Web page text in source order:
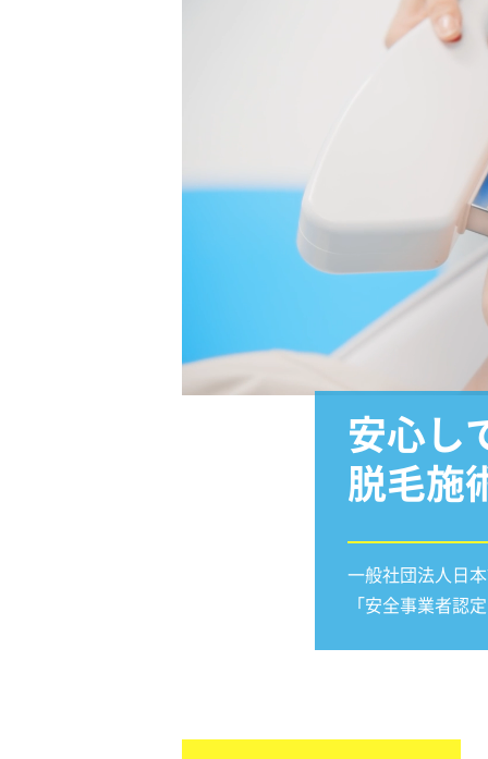
安心し
脱毛施
一般社団法人日
「安全事業者認定